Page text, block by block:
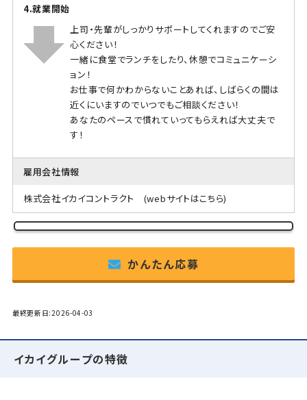
4.就業開始
上司・先輩がしっかりサポートしてくれますのでご安
心ください！
一緒に食堂でランチをしたり、休憩でコミュニケーシ
ョン！
お仕事で何かわからないことあれば、しばらくの間は
近くにいますのでいつでもご相談ください！
あなたのペースで慣れていってもらえれば大丈夫で
す！
雇用会社情報
株式会社イカイコントラクト (webサイトはこちら)
かんたん応募
最終更新日:2026-04-03
イカイグループの特徴